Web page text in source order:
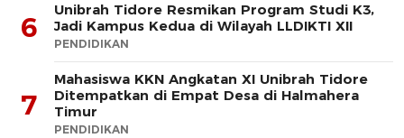
6
Unibrah Tidore Resmikan Program Studi K3,
Jadi Kampus Kedua di Wilayah LLDIKTI XII
PENDIDIKAN
7
Mahasiswa KKN Angkatan XI Unibrah Tidore
Ditempatkan di Empat Desa di Halmahera
Timur
PENDIDIKAN